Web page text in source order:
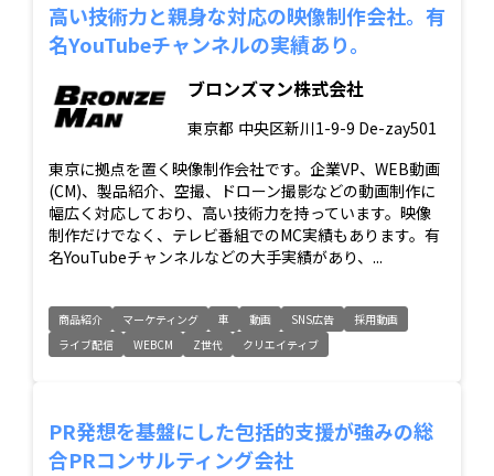
高い技術力と親身な対応の映像制作会社。有
名YouTubeチャンネルの実績あり。
ブロンズマン株式会社
東京都 中央区新川1-9-9 De-zay501
東京に拠点を置く映像制作会社です。企業VP、WEB動画
(CM)、製品紹介、空撮、ドローン撮影などの動画制作に
幅広く対応しており、高い技術力を持っています。映像
制作だけでなく、テレビ番組でのMC実績もあります。有
名YouTubeチャンネルなどの大手実績があり、...
商品紹介 マーケティング 車 動画 SNS広告
採用動画
ライブ配信
WEBCM Z世代 クリエイティブ
PR発想を基盤にした包括的支援が強みの総
合PRコンサルティング会社